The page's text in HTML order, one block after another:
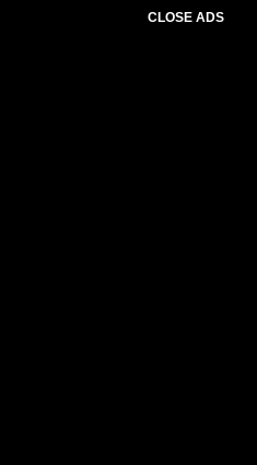
CLOSE ADS